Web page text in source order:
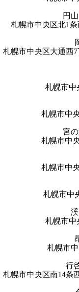
円
札幌市中央区北1
札幌市中央区大通西
札幌市中
札幌市中
宮
札幌市中
札幌市中
札幌市中
札幌市中
札幌市
行
札幌市中央区南14条